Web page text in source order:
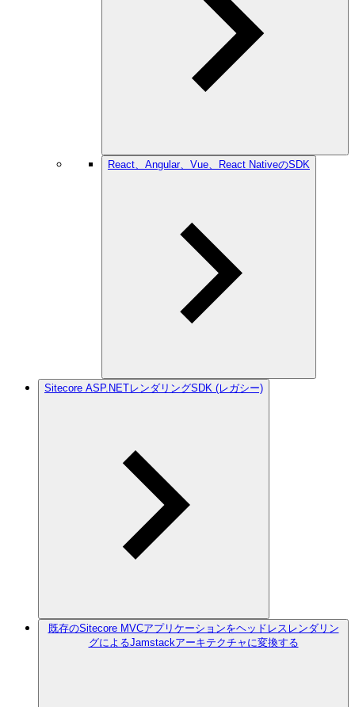
React、Angular、Vue、React NativeのSDK
Sitecore ASP.NETレンダリングSDK (レガシー)
既存のSitecore MVCアプリケーションをヘッドレスレンダリン
グによるJamstackアーキテクチャに変換する